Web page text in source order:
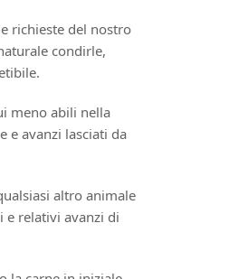
richieste del nostro
condirle,
meno abili nella
e avanzi lasciati da
altro animale
e relativi avanzi di